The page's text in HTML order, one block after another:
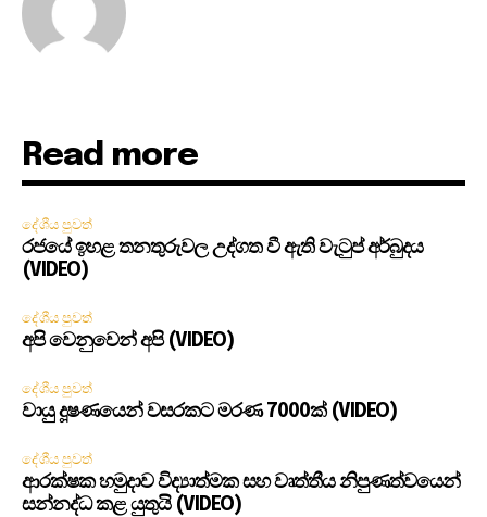
Read more
දේශීය පුවත්
රජයේ ඉහළ තනතුරුවල උද්ගත වී ඇති වැටුප් අර්බුදය
(VIDEO)
දේශීය පුවත්
අපි වෙනුවෙන් අපි (VIDEO)
දේශීය පුවත්
වායු දූෂණයෙන් වසරකට මරණ 7000ක් (VIDEO)
දේශීය පුවත්
ආරක්ෂක හමුදාව විද්‍යාත්මක සහ වෘත්තීය නිපුණත්වයෙන්
සන්නද්ධ කළ යුතුයි (VIDEO)